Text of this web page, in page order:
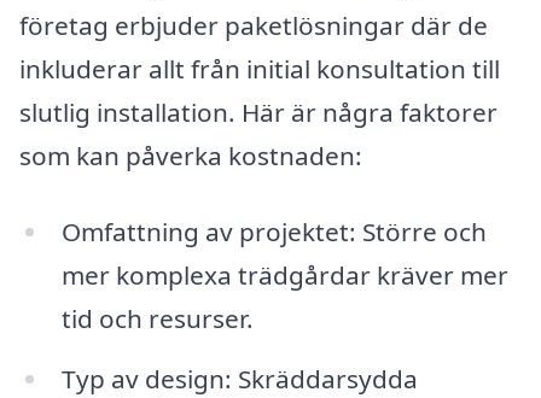
företag erbjuder paketlösningar där de
inkluderar allt från initial konsultation till
slutlig installation. Här är några faktorer
som kan påverka kostnaden:
Omfattning av projektet: Större och
mer komplexa trädgårdar kräver mer
tid och resurser.
Typ av design: Skräddarsydda